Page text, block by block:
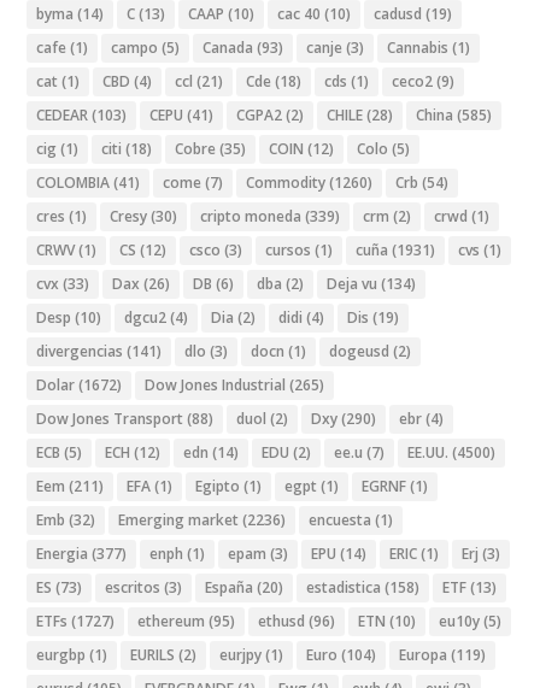
byma (14) C(13) CAAP (10) cac 40 (10) cadusd (19)
cafe (1) campo (5) Canada (93) canje (3) Cannabis (1)
cat (1) CBD (4) ccl (21) Cde (18) cds (1) ceco2(9)
CEDEAR(103) CEPU (41) CGPA2(2) CHILE(28) China (585)
cig (1) citi (18) Cobre (35) COIN (12) Colo (5)
COLOMBIA(41) come (7) Commodity(1260) Crb (54)
cres (1) Cresy(30) cripto moneda (339) crm (2) crwd (1)
CRWV(1) CS (12) csco (3) cursos (1) cuña (1931) cvs (1)
cvx (33) Dax (26) DB (6) dba (2) Deja vu (134)
Desp (10) dgcu2(4) Dia (2) didi (4) Dis (19)
divergencias (141) dlo (3) docn (1) dogeusd (2)
Dolar(1672) Dow Jones Industrial (265)
Dow Jones Transport (88) duol (2) Dxy(290) ebr(4)
ECB (5) ECH (12) edn (14) EDU (2) ee.u (7) EE.UU. (4500)
Eem (211) EFA(1) Egipto (1) egpt (1) EGRNF(1)
Emb (32) Emerging market (2236) encuesta (1)
Energia (377) enph (1) epam (3) EPU (14) ERIC(1) Erj (3)
ES (73) escritos (3) España (20) estadistica (158) ETF(13)
ETFs (1727) ethereum (95) ethusd (96) ETN (10) eu10y(5)
eurgbp (1) EURILS (2) eurjpy(1) Euro (104) Europa (119)